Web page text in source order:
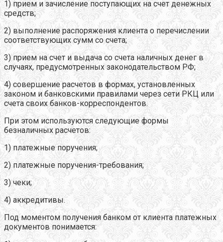
1) прием и зачисление поступающих на счет денежных
средств;
2) выполнение распоряжения клиента о перечислении
соответствующих сумм со счета;
3) прием на счет и выдача со счета наличных денег в
случаях, предусмотренных законодательством РФ;
4) совершение расчетов в формах, установленных
законом и банковскими правилами через сети РКЦ или
счета своих банков-корреспондентов.
При этом используются следующие формы
безналичных расчетов:
1) платежные поручения;
2) платежные поручения-требования;
3) чеки;
4) аккредитивы.
Под моментом получения банком от клиента платежных
документов понимается: